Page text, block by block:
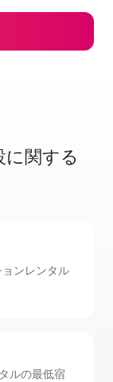
関⁠す⁠る
ンレンタル
ルの最低宿